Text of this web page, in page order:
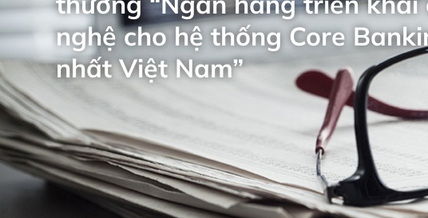
nghệ cho hệ thống Core
nhất Việt Nam”